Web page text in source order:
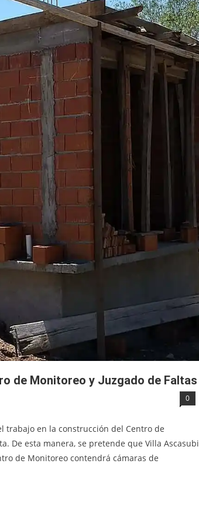
de Monitoreo y Juzgado de Faltas
0
trabajo en la construcción del Centro de
De esta manera, se pretende que Villa Ascasubi
de Monitoreo contendrá cámaras de